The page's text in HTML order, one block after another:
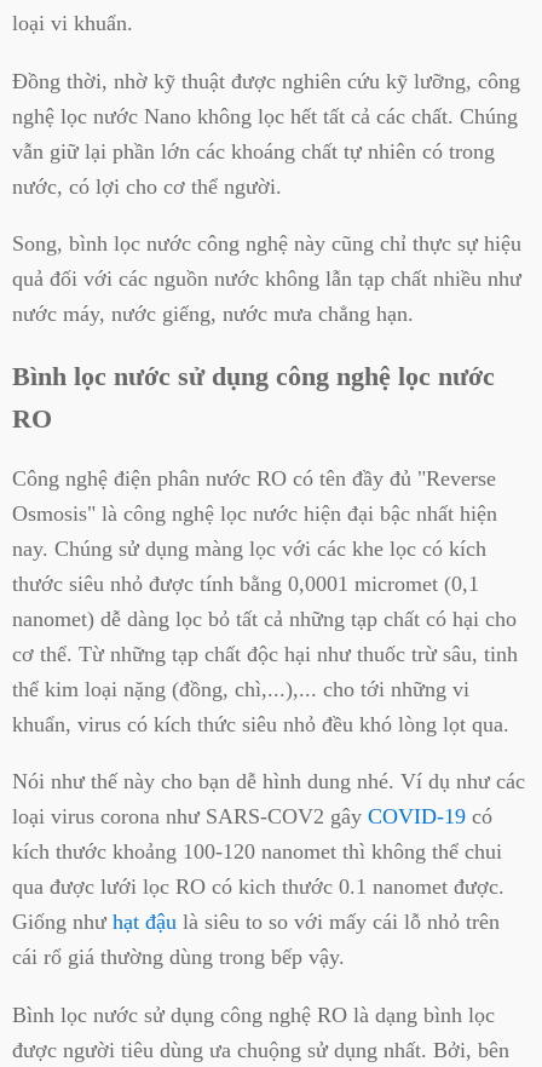
loại vi khuẩn.
Đồng thời, nhờ kỹ thuật được nghiên cứu kỹ lưỡng, công
nghệ lọc nước Nano không lọc hết tất cả các chất. Chúng
vẫn giữ lại phần lớn các khoáng chất tự nhiên có trong
nước, có lợi cho cơ thể người.
Song, bình lọc nước công nghệ này cũng chỉ thực sự hiệu
quả đối với các nguồn nước không lẫn tạp chất nhiều như
nước máy, nước giếng, nước mưa chẳng hạn.
Bình lọc nước sử dụng công nghệ lọc nước
RO
Công nghệ điện phân nước RO có tên đầy đủ "Reverse
Osmosis" là công nghệ lọc nước hiện đại bậc nhất hiện
nay. Chúng sử dụng màng lọc với các khe lọc có kích
thước siêu nhỏ được tính bằng 0,0001 micromet (0,1
nanomet) dễ dàng lọc bỏ tất cả những tạp chất có hại cho
cơ thể. Từ những tạp chất độc hại như thuốc trừ sâu, tinh
thể kim loại nặng (đồng, chì,...),... cho tới những vi
khuẩn, virus có kích thức siêu nhỏ đều khó lòng lọt qua.
Nói như thế này cho bạn dễ hình dung nhé. Ví dụ như các
loại virus corona như SARS-COV2 gây COVID-19 có
kích thước khoảng 100-120 nanomet thì không thể chui
qua được lưới lọc RO có kich thước 0.1 nanomet được.
Giống như hạt đậu là siêu to so với mấy cái lỗ nhỏ trên
cái rổ giá thường dùng trong bếp vậy.
Bình lọc nước sử dụng công nghệ RO là dạng bình lọc
được người tiêu dùng ưa chuộng sử dụng nhất. Bởi, bên